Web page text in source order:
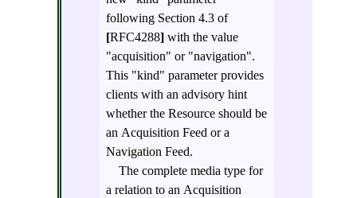
following Section 4.3 of
[RFC4288]with the value
"acquisition" or "navigation".
This "kind" parameter provides
clients with an advisory hint
whether the Resource should be
an Acquisition Feed or a
Navigation Feed.
The complete media type for
a relation to an Acquisition